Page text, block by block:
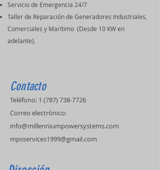
Servicio de Emergencia 24/7
Taller de Reparación de Generadores Industriales,
Comerciales y Marítimo (Desde 10 KW en
adelante).
Contacto
Teléfono: 1 (787) 738-7726
Correo electrónico:
info@millenniumpowersystems.com
mpsservices1999@gmail.com